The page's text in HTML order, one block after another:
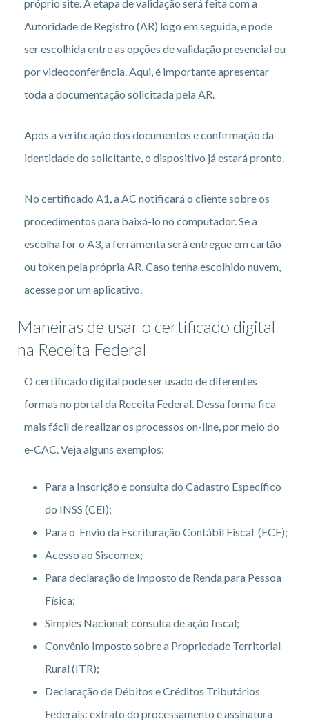
próprio site. A etapa de validação será feita com a
Autoridade de Registro (AR) logo em seguida, e pode
ser escolhida entre as opções de validação presencial ou
por videoconferência. Aqui, é importante apresentar
toda a documentação solicitada pela AR.
Após a verificação dos documentos e confirmação da
identidade do solicitante, o dispositivo já estará pronto.
No certificado A1, a AC notificará o cliente sobre os
procedimentos para baixá-lo no computador. Se a
escolha for o A3, a ferramenta será entregue em cartão
ou token pela própria AR. Caso tenha escolhido nuvem,
acesse por um aplicativo.
Maneiras de usar o certificado digital
na Receita Federal
O certificado digital pode ser usado de diferentes
formas no portal da Receita Federal. Dessa forma fica
mais fácil de realizar os processos on-line, por meio do
e-CAC. Veja alguns exemplos:
Para a Inscrição e consulta do Cadastro Específico
do INSS (CEI);
Para o Envio da Escrituração Contábil Fiscal (ECF);
Acesso ao Siscomex;
Para declaração de Imposto de Renda para Pessoa
Física;
Simples Nacional: consulta de ação fiscal;
Convênio Imposto sobre a Propriedade Territorial
Rural (ITR);
Declaração de Débitos e Créditos Tributários
Federais: extrato do processamento e assinatura